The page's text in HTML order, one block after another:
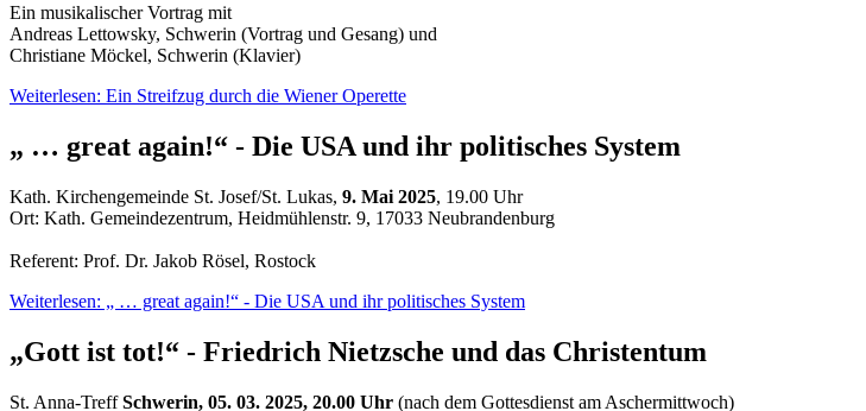
Ein musikalischer Vortrag mit
Andreas Lettowsky, Schwerin (Vortrag und Gesang) und
Christiane Möckel, Schwerin (Klavier)
Weiterlesen: Ein Streifzug durch die Wiener Operette
„ … great again!“ - Die USA und ihr politisches System
Kath. Kirchengemeinde St. Josef/St. Lukas, 9. Mai 2025, 19.00 Uhr
Ort: Kath. Gemeindezentrum, Heidmühlenstr. 9, 17033 Neubrandenburg
Referent: Prof. Dr. Jakob Rösel, Rostock
Weiterlesen: „ … great again!“ - Die USA und ihr politisches System
„Gott ist tot!“ - Friedrich Nietzsche und das Christentum
St. Anna-TreffSchwerin, 05. 03. 2025, 20.00 Uhr (nach dem Gottesdienst am Aschermittwoch)